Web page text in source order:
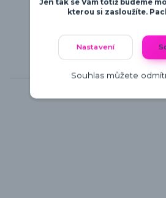
Související
Jen tak se Vám totiž budeme
kterou si zasloužíte.
Nastavení
Souhlas můžete